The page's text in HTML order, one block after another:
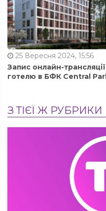
25 Вересня 2024, 15:56
Запис онлайн-
готелю в БФК Central
З ТІЄЇ Ж РУБРИКИ